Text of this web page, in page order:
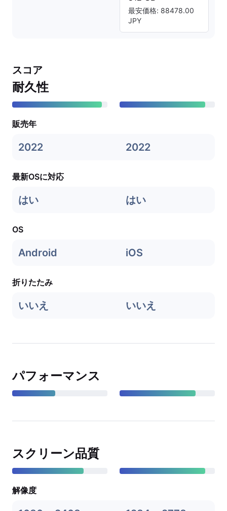
最安価格: 88478.00
JPY
スコア
耐久性
販売年
2022 2022
最新OSに対応
はい はい
OS
Android iOS
折りたたみ
いいえ いいえ
パフォーマンス
スクリーン品質
解像度